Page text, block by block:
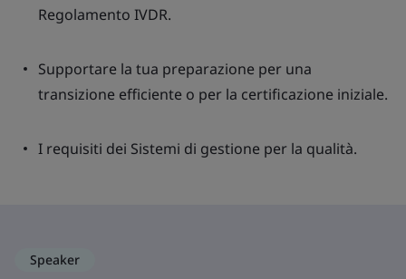
Regolamento IVDR.
Supportare la tua preparazione per una
transizione efficiente o per la certificazione iniziale.
I requisiti dei Sistemi di gestione per la qualità.
Speaker